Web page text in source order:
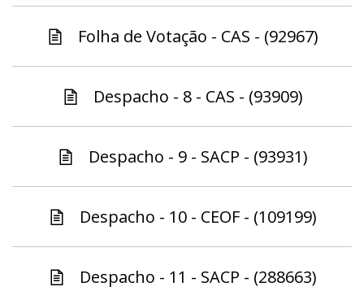
Folha de Votação - CAS - (92967)
Despacho - 8 - CAS - (93909)
Despacho - 9 - SACP - (93931)
Despacho - 10 - CEOF - (109199)
Despacho - 11 - SACP - (288663)